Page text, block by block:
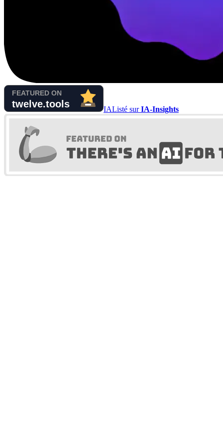
IAListé surIA-Insights